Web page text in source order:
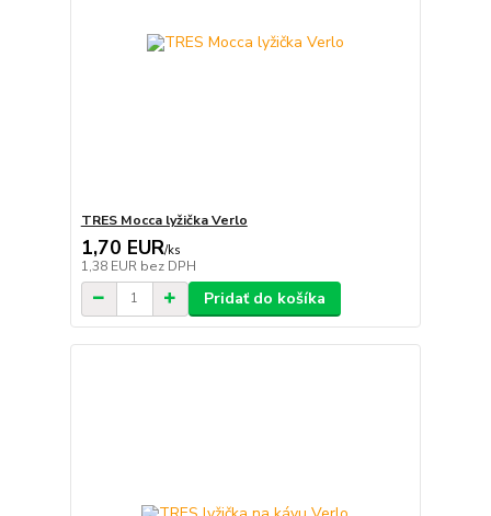
TRES Mocca lyžička Verlo
1,70 EUR/ks
1,38 EUR bez DPH
Pridať do košíka